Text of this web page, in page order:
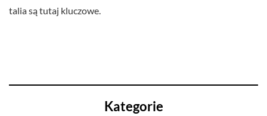
talia są tutaj kluczowe.
Kategorie